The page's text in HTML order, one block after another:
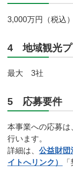
3,000万円（税込）
4 地域観光プ
最大 3社
5 応募要件
本事業への応募
行います。
詳細は、 公益財団
イトへリンク）